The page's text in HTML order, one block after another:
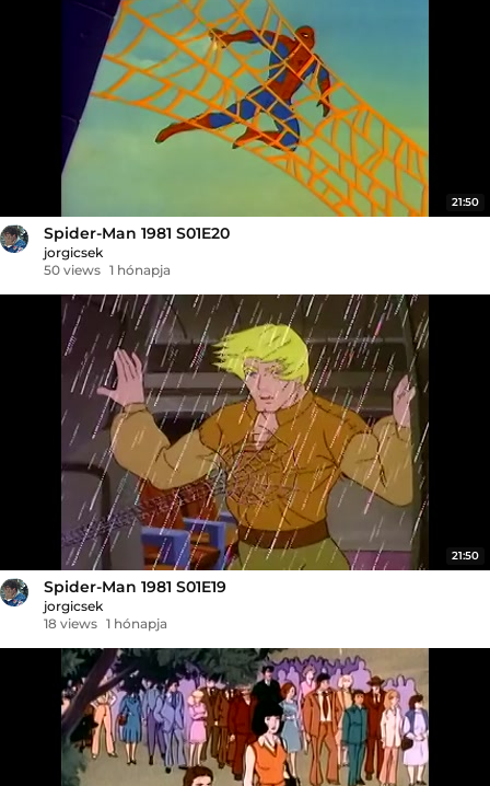
21:50
Spider-Man 1981 S01E20
jorgicsek
50 views 1 hónapja
21:50
Spider-Man 1981 S01E19
jorgicsek
18 views 1 hónapja